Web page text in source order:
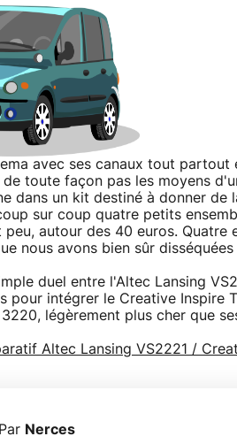
avec ses canaux tout
de toute façon pas les moyens
dans un kit destiné à donner de
sur coup quatre petits
autour des 40 euros. Quatre
nous avons bien sûr
duel entre l'Altec Lansing
pour intégrer le Creative Inspire
légèrement plus cher que
Altec Lansing VS2221 /
Par Nerces